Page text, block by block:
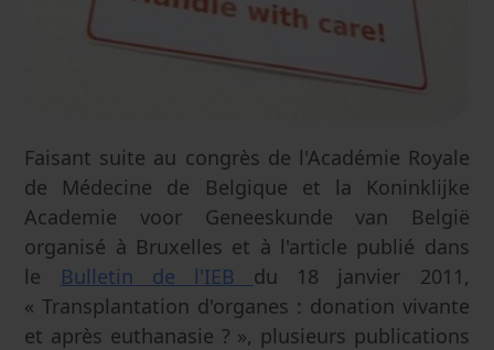
Faisant suite au congrès de l'Académie Royale
de Médecine de Belgique et la Koninklijke
Academie voor Geneeskunde van België
organisé à Bruxelles et à l'article publié dans
le
Bulletin de l'IEB du 18 janvier 2011,
« Transplantation d'organes : donation vivante
et après euthanasie ? », plusieurs publications